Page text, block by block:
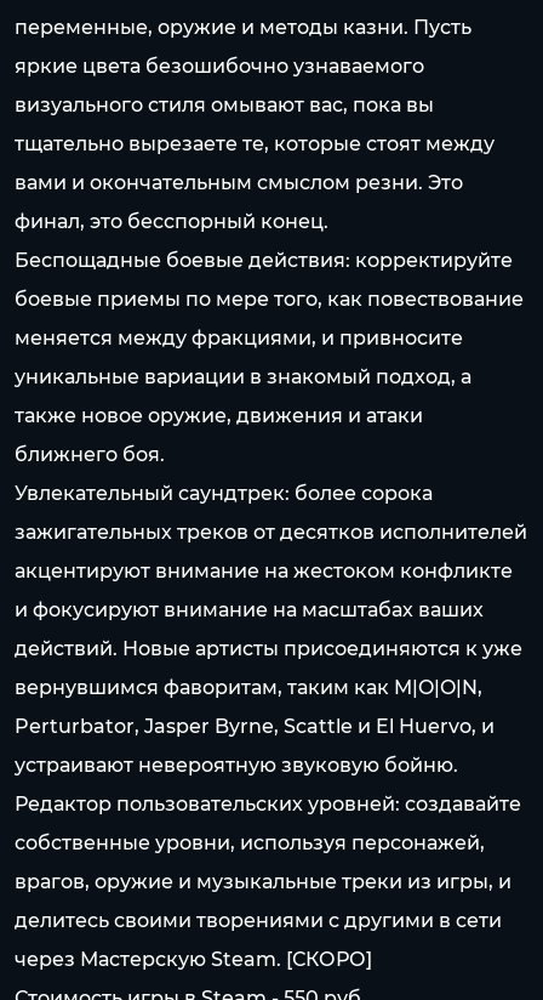
переменные, оружие и методы казни. Пусть
яркие цвета безошибочно узнаваемого
визуального стиля омывают вас, пока вы
тщательно вырезаете те, которые стоят между
вами и окончательным смыслом резни. Это
финал, это бесспорный конец.
Беспощадные боевые действия: корректируйте
боевые приемы по мере того, как повествование
меняется между фракциями, и привносите
уникальные вариации в знакомый подход, а
также новое оружие, движения и атаки
ближнего боя.
Увлекательный саундтрек: более сорока
зажигательных треков от десятков исполнителей
акцентируют внимание на жестоком конфликте
и фокусируют внимание на масштабах ваших
действий. Новые артисты присоединяются к уже
вернувшимся фаворитам, таким как M|O|O|N,
Perturbator, Jasper Byrne, Scattle и El Huervo, и
устраивают невероятную звуковую бойню.
Редактор пользовательских уровней: создавайте
собственные уровни, используя персонажей,
врагов, оружие и музыкальные треки из игры, и
делитесь своими творениями с другими в сети
через Мастерскую Steam. [СКОРО]